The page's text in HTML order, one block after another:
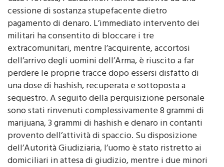
Casa Professa, i Carabinieri hanno assistito ad una
cessione di sostanza stupefacente dietro
pagamento di denaro. L’immediato intervento dei
militari ha consentito di bloccare i tre
extracomunitari, mentre l’acquirente, accortosi
dell’arrivo degli uomini dell’Arma, è riuscito a far
perdere le proprie tracce dopo essersi disfatto di
una dose di hashish, recuperata e sottoposta a
sequestro. A seguito della perquisizione personale
sono stati rinvenuti complessivamente 8 grammi di
marijuana, 3 grammi di hashish e denaro in contanti
provento dell’attività di spaccio. Su disposizione
dell’Autorità Giudiziaria, l’uomo è stato ristretto ai